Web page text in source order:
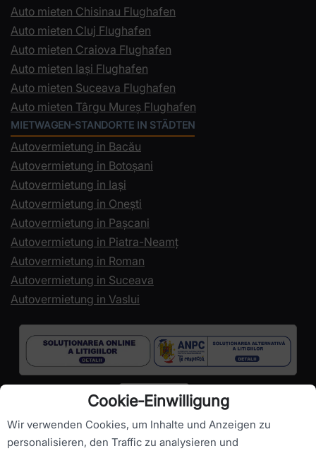
Auto mieten Chisinau Flughafen
Auto mieten Cluj Flughafen
Auto mieten Craiova Flughafen
Auto mieten Iași Flughafen
Auto mieten Suceava Flughafen
Auto mieten Târgu Mureș Flughafen
MIETWAGEN-STANDORTE IN STÄDTEN
Autovermietung in Bacău
Autovermietung in Botoșani
Autovermietung in Iași
Autovermietung in Onești
Autovermietung in Pașcani
Autovermietung in Piatra-Neamț
Autovermietung in Roman
Autovermietung in Suceava
Autovermietung in Vaslui
Cookie‑Einwilligung
Wir verwenden Cookies, um Inhalte und Anzeigen zu
personalisieren, den Traffic zu analysieren und